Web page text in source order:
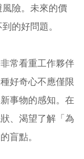
險。未來的價
的好問題。
常看重工作夥伴
好奇心不應僅限
事物的感知。在
、渴望了解「為
盲點。